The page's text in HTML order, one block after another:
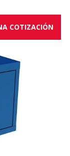
COTIZACIÓN